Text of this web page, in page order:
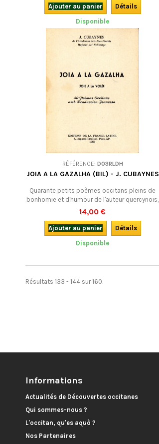
(languedocien).
Ajouter au panier
Détails
Disponible
RÉFÉRENCE: D03RLDH
JOIA A LA GAZALHA (BIL) - J. CUBAYNES
Quarante petits poèmes occitans pleins de
bonhomie et d'humour de l'auteur quercynois,
en version bilingue. LIVRE D'OCCASION :
édition originale de 1965.
14,00 €
Ajouter au panier
Détails
Disponible
Résultats 133 - 144 sur 160.
Informations
Actualités de Découvertes occitanes
Qui sommes-nous ?
L'occitan, qu'es aquò ?
Nos Partenaires